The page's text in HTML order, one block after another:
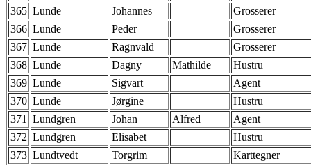
365 Lunde Johannes
Grosserer
366 Lunde Peder
Grosserer
367 Lunde Ragnvald
Grosserer
368 Lunde Dagny Mathilde
Hustru
369 Lunde Sigvart
Agent
370 Lunde Jørgine
Hustru
371 Lundgren Johan Alfred
Agent
372 Lundgren Elisabet
Hustru
373 Lundtvedt Torgrim
Karttegner